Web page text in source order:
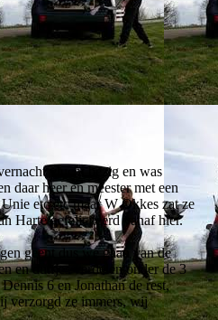
vlucht bezig en was
daar heer en meester met een
etc etc maar W Okkes zat ze
Harte gefeliciteerd vanaf hier.
geent dus we gaan van de
en duifjes verdelen onder de 3
6 en Jonathan de rest,
verzorgd ze immers, wij